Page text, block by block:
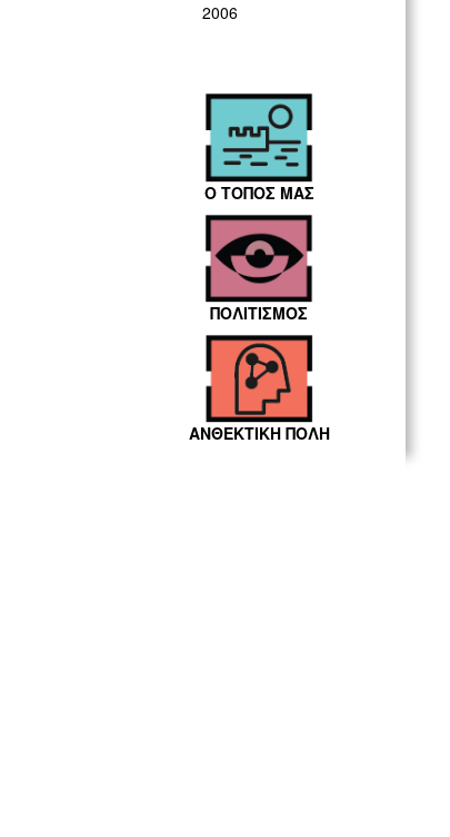
2006
Ο ΤΟΠΟΣ ΜΑΣ
ΠΟΛΙΤΙΣΜΟΣ
ΑΝΘΕΚΤΙΚΗ ΠΟΛΗ